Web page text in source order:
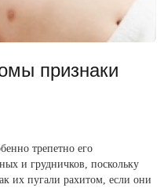
признаки
трепетно его
и грудничков, поскольку
их пугали рахитом, если они